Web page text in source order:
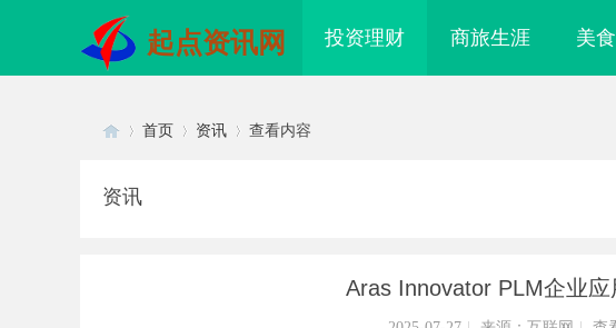
起点资讯网 投资理财 商旅生涯 美
首页 资讯 查看内容
资讯
Aras Innovator PLM企业应